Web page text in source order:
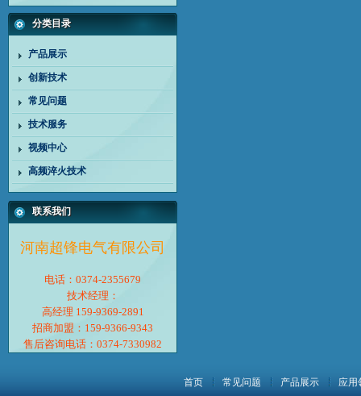
分类目录
产品展示
创新技术
常见问题
技术服务
视频中心
高频淬火技术
联系我们
河南超锋电气有限公司
电话：0374-2355679
技术经理：
高经理 159-9369-2891
招商加盟：159-9366-9343
售后咨询电话：0374-7330982
首页 常见问题 产品展示 应用